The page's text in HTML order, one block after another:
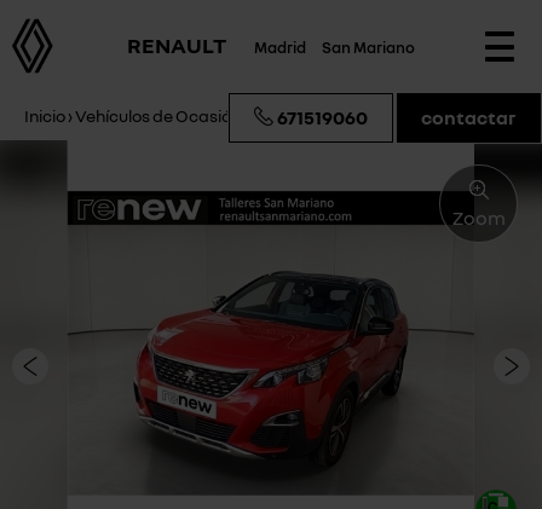
RENAULT Madrid San Mariano
Inicio›Vehículos de Ocasión Peugeot 3008 GT Line
671519060 contactar
Zoom